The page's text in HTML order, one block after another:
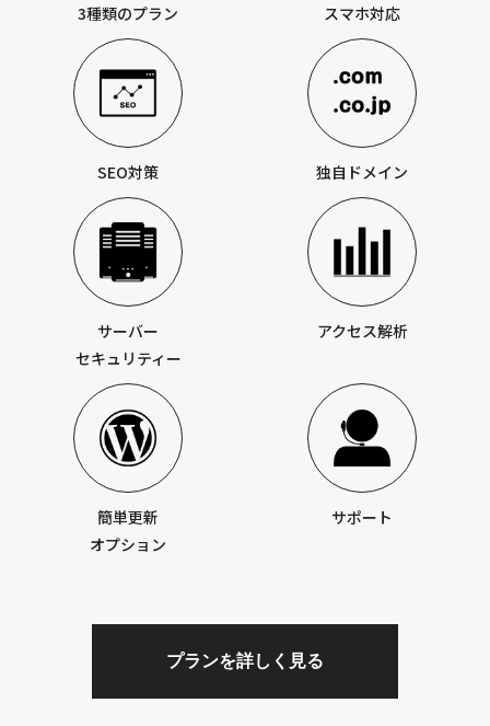
3種類のプラン スマホ対応
SEO対策 独自ドメイン
サーバー
セキュリティー
アクセス解析
簡単更新
オプション
サポート
プランを詳しく見る